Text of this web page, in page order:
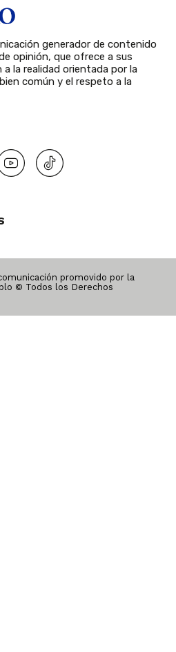
generador de contenido
opinión, que ofrece a sus
la realidad orientada por la
común y el respeto a la
promovido por la
© Todos los Derechos